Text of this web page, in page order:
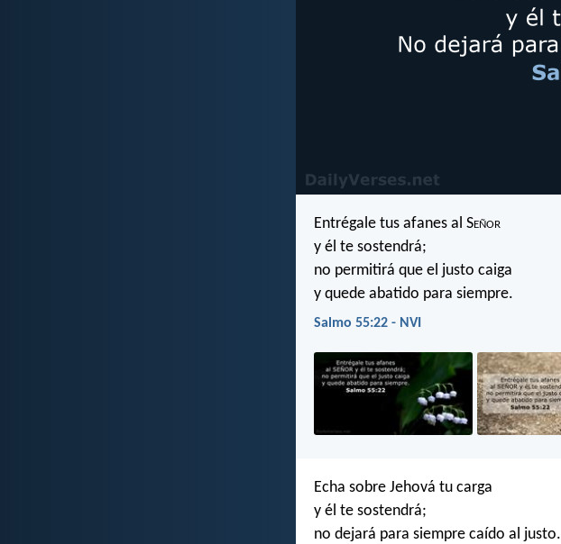
Entrégale tus afanes al Señor
y él te sostendrá;
no permitirá que el justo caiga
y quede abatido para siempre.
Salmo 55:22 - NVI
Echa sobre Jehová tu carga
y él te sostendrá;
no dejará para siempre caído al justo.